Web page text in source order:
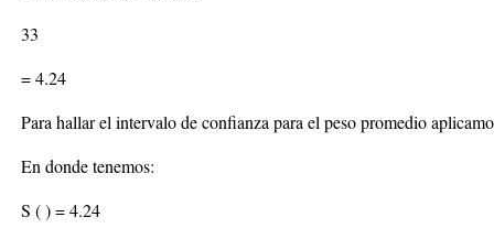
33
= 4.24
Para hallar el intervalo de confianza para el peso promedio
En donde tenemos:
S ( ) = 4.24